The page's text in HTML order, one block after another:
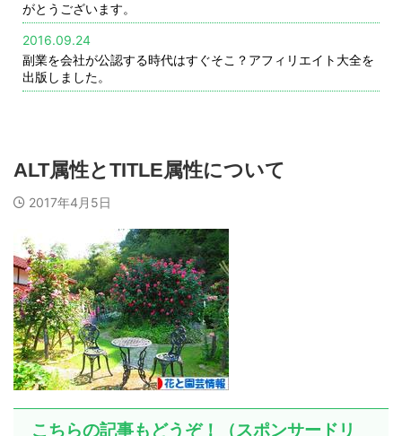
がとうございます。
2016.09.24
副業を会社が公認する時代はすぐそこ？アフィリエイト大全を
出版しました。
ALT属性とTITLE属性について
2017年4月5日
こちらの記事もどうぞ！（スポンサードリ